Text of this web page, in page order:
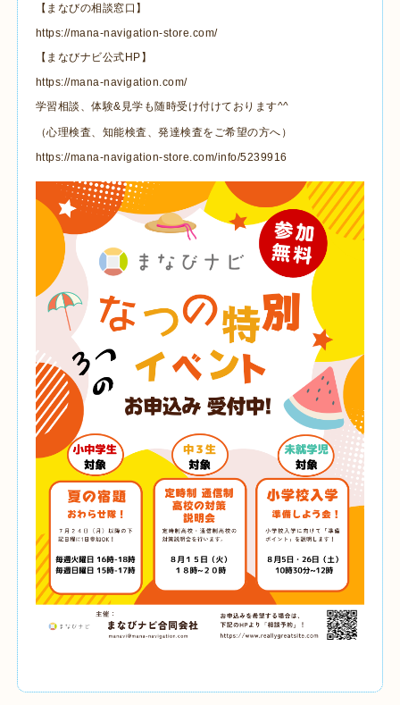
【まなびの相談窓口】
https://mana-navigation-store.com/
【まなびナビ公式HP】
https://mana-navigation.com/
学習相談、体験&見学も随時受け付けております^^
（心理検査、知能検査、発達検査をご希望の方へ）
https://mana-navigation-store.com/info/5239916